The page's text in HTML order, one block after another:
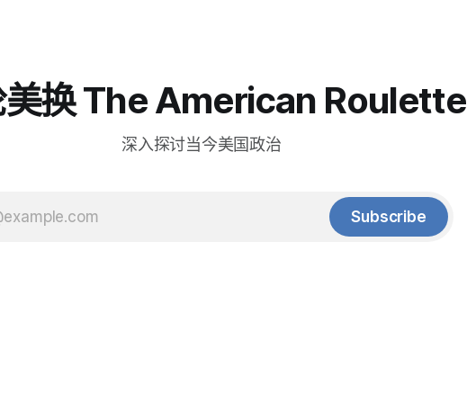
换 The American Roulette
深入探讨当今美国政治
Subscribe